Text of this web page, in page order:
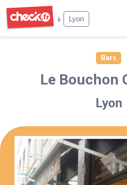
à
Lyon
Bars
Le Bouchon
Lyon